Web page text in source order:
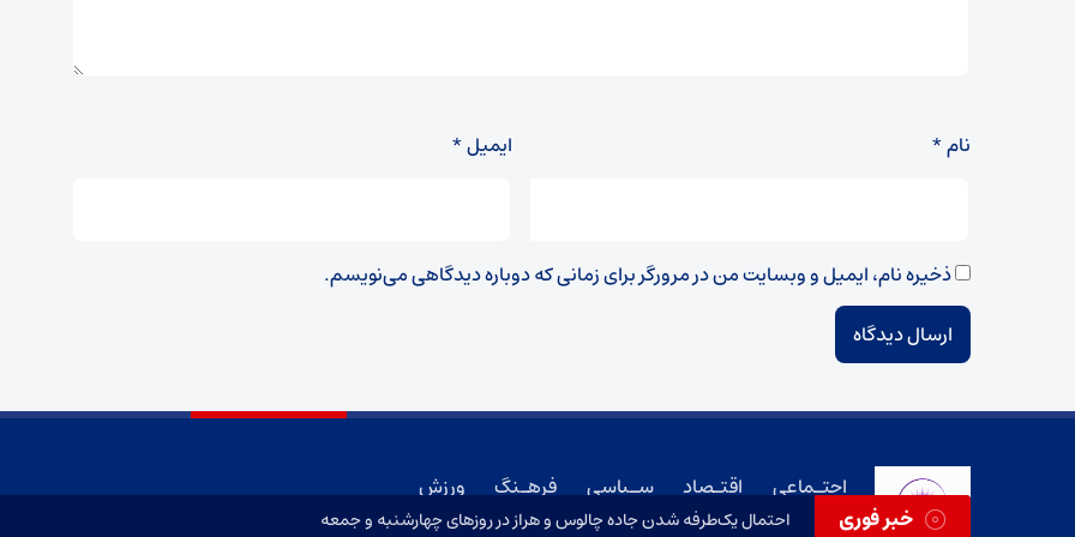
خبر فوری احتمال یک‌طرفه شدن جاده چالوس و هراز در روزهای چهارشنبه و جمعه
نام* ایمیل*
ذخیره نام، ایمیل و وبسایت من در مرورگر برای زمانی که دوباره دیدگاهی می‌نویسم.
اجتـماعی اقتـصاد سـیاسی فرهـنگ ورزش
تمام حقوق مادی و معنوی این سایت متعلق به صبح آپاتیه می باشد و استفاده از مطالب با ذکر منبع بلامانع است.